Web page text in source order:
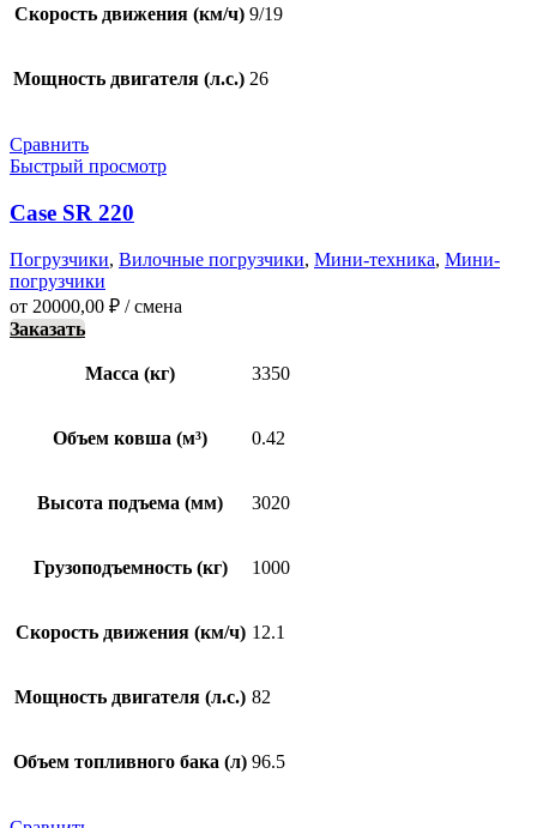
Скорость движения (км/ч) 9/19
Мощность двигателя (л.с.) 26
Сравнить
Быстрый просмотр
Case SR 220
Погрузчики, Вилочные погрузчики, Мини-техника, Мини-
погрузчики
от 20000,00 ₽ / смена
Заказать
Масса (кг) 3350
Объем ковша (м³) 0.42
Высота подъема (мм) 3020
Грузоподъемность (кг) 1000
Скорость движения (км/ч) 12.1
Мощность двигателя (л.с.) 82
Объем топливного бака (л) 96.5